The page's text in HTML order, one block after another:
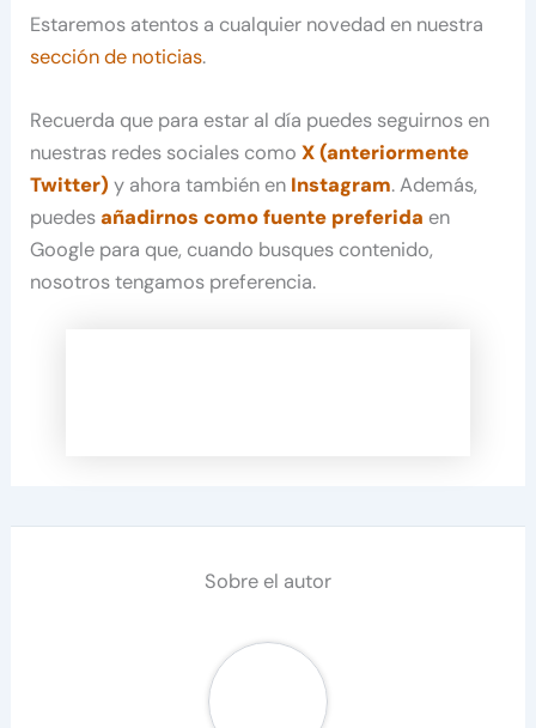
Estaremos atentos a cualquier novedad en nuestra
sección de noticias.
Recuerda que para estar al día puedes seguirnos en
nuestras redes sociales comoX (anteriormente
Twitter) y ahora también en Instagram. Además,
puedesañadirnos como fuente preferida en
Google para que, cuando busques contenido,
nosotros tengamos preferencia.
Sobre el autor